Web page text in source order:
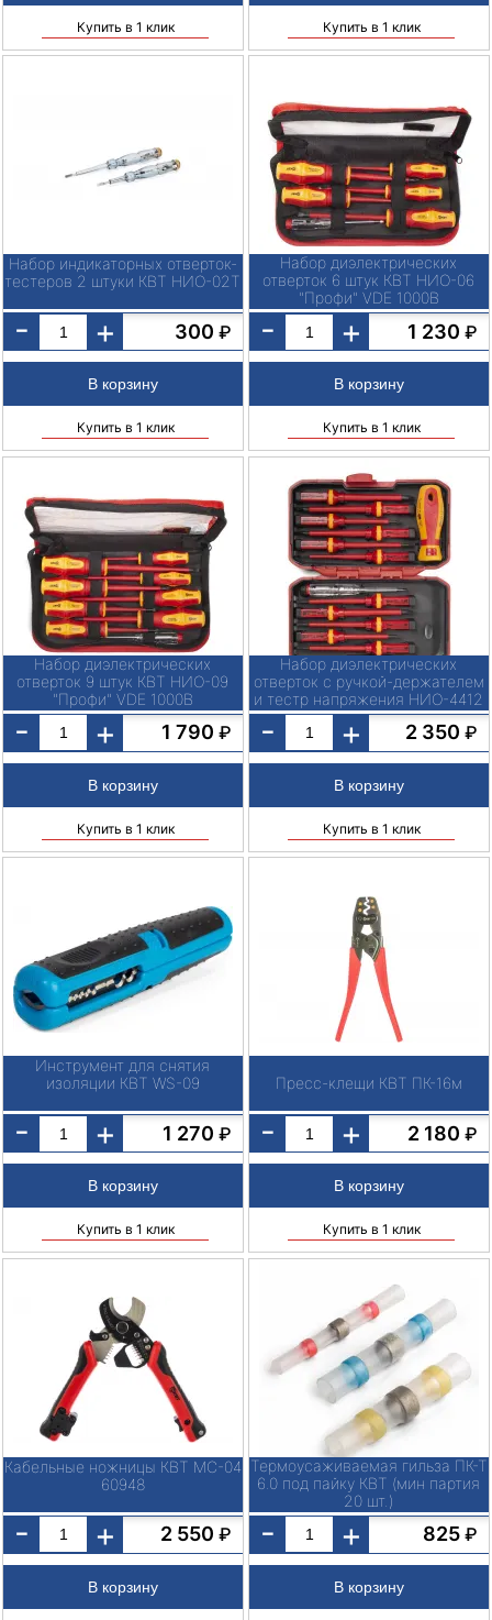
Купить в 1 клик Купить в 1 клик
Набор индикаторных отверток-
тестеров 2 штуки КВТ НИО-02Т
- + 300 ₽
Купить в 1 клик
Набор диэлектрических
отверток 6 штук КВТ НИО-06
"Профи" VDE 1000В
- + 1 230 ₽
Купить в 1 клик
Набор диэлектрических
отверток 9 штук КВТ НИО-09
"Профи" VDE 1000В
- + 1 790 ₽
Купить в 1 клик
Набор диэлектрических
отверток с ручкой-держателем
и тестр напряжения НИО-4412
"Профи" VDE 1000В КВТ
- + 2 350 ₽
Купить в 1 клик
Инструмент для снятия
изоляции КВТ WS-09
- + 1 270 ₽
Купить в 1 клик
Пресс-клещи КВТ ПК-16м
- + 2 180 ₽
Купить в 1 клик
Кабельные ножницы КВТ MC-04
60948
- + 2 550 ₽
Термоусаживаемая гильза ПК-Т
6.0 под пайку КВТ (мин партия
20 шт.)
- + 825 ₽